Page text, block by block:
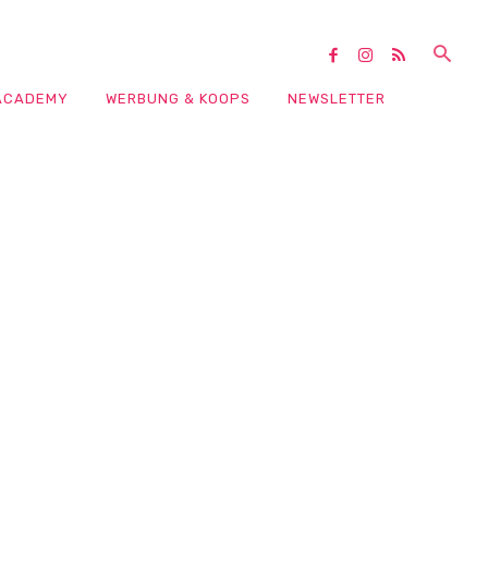
WERBUNG & KOOPS NEWSLETTER